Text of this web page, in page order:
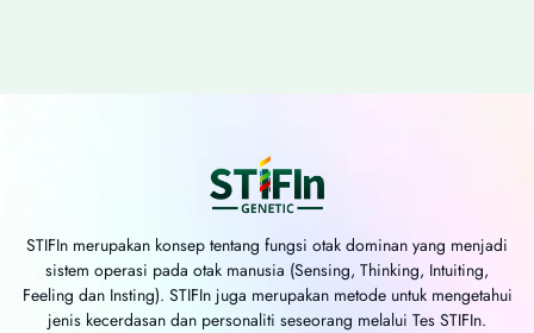
STIFIn merupakan konsep tentang fungsi otak dominan yang menjadi
sistem operasi pada otak manusia (Sensing, Thinking, Intuiting,
Feeling dan Insting). STIFIn juga merupakan metode untuk mengetahui
jenis kecerdasan dan personaliti seseorang melalui Tes STIFIn.